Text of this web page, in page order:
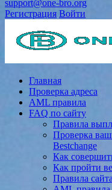
support@one-bro.org
Регистрация Войти
Главная
Проверка адреса
AML правила
FAQ по сайту
Правила
Проверка
Bestchange
Как
Как пройти
Правила сайта